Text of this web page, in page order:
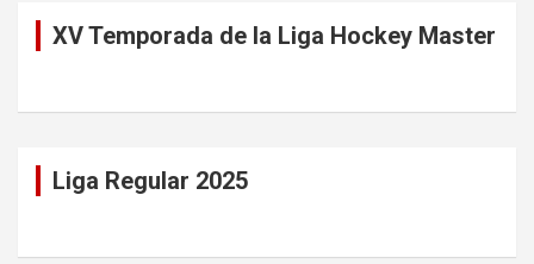
XV Temporada de la Liga Hockey Master
Liga Regular 2025